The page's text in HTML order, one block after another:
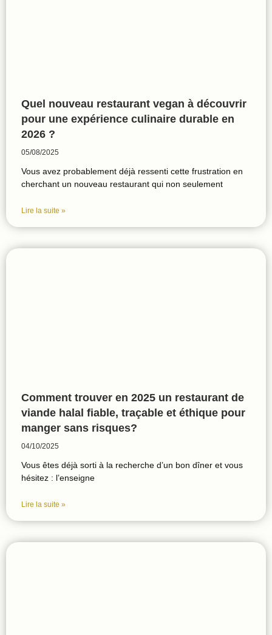
Quel nouveau restaurant vegan à découvrir
pour une expérience culinaire durable en
2026 ?
05/08/2025
Vous avez probablement déjà ressenti cette frustration en
cherchant un nouveau restaurant qui non seulement
Lire la suite »
Comment trouver en 2025 un restaurant de
viande halal fiable, traçable et éthique pour
manger sans risques?
04/10/2025
Vous êtes déjà sorti à la recherche d’un bon dîner et vous
hésitez : l’enseigne
Lire la suite »